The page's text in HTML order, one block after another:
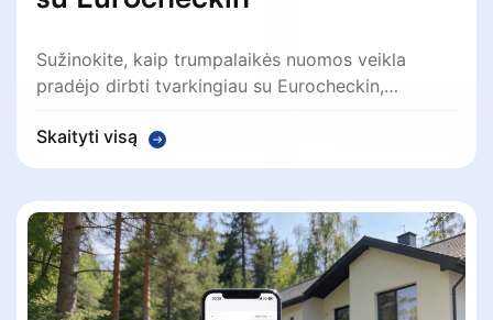
Sužinokite, kaip trumpalaikės nuomos veikla
pradėjo dirbti tvarkingiau su Eurocheckin,…
Skaityti visą